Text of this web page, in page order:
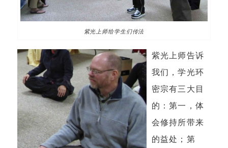
紫光上师给学生们传法
紫光上师告诉
我们，学光环
密宗有三大目
的：第一，体
会修持所带来
的益处；第